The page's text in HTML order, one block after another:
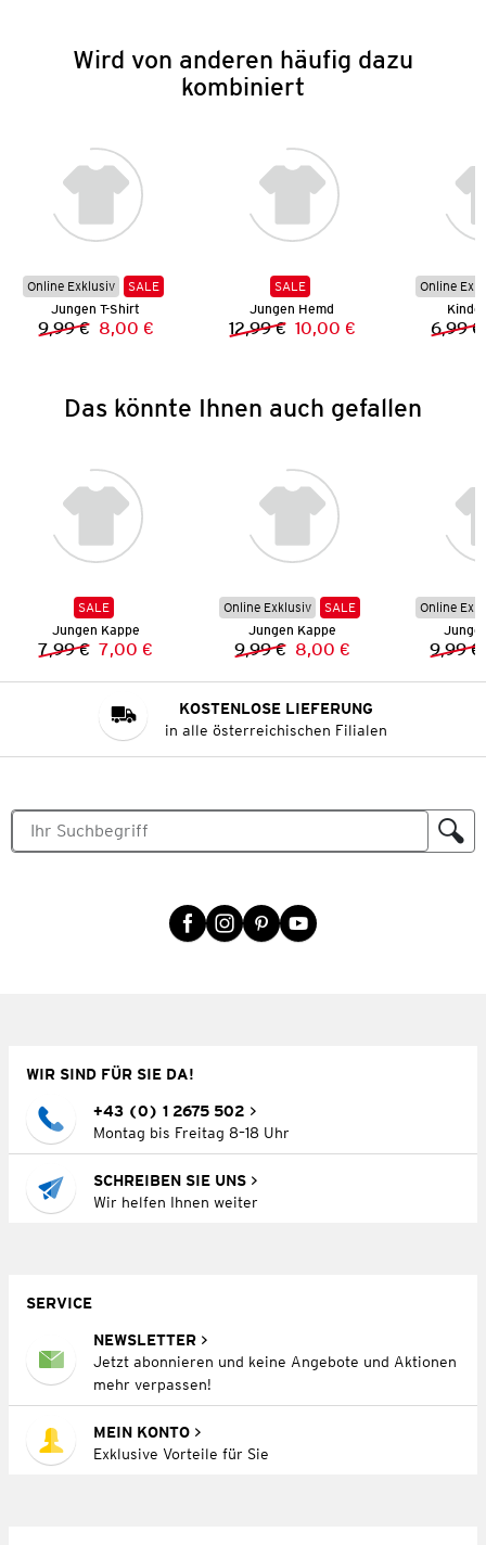
Wird von anderen häufig dazu
kombiniert
Online Exklusiv
SALE
Jungen T-Shirt
Vorheriger Preis:
9,99 € Neuer Preis:
8,00 €
SALE
Jungen Hemd
Vorheriger Preis:
12,99 € Neuer Preis:
10,00 €
Online
6,99 €
Das könnte Ihnen auch gefallen
SALE
Jungen Kappe
Vorheriger Preis:
7,99 € Neuer Preis:
7,00 €
Online Exklusiv
SALE
Jungen Kappe
Vorheriger Preis:
9,99 € Neuer Preis:
8,00 €
Online
9,99 €
KOSTENLOSE LIEFERUNG
in alle österreichischen Filialen
WIR SIND FÜR SIE DA!
+43 (0) 1 2675 502
Montag bis Freitag 8–18 Uhr
SCHREIBEN SIE UNS
Wir helfen Ihnen weiter
SERVICE
NEWSLETTER
Jetzt abonnieren und keine Angebote und Aktionen
mehr verpassen!
MEIN KONTO
Exklusive Vorteile für Sie